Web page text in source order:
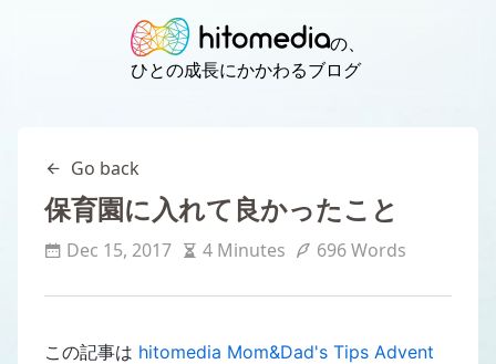
の、
ひとの成長にかかわるブログ
Go back
保育園に入れて良かったこと
Dec 15, 2017 4 Minutes 696 Words
この記事は hitomedia Mom&Dad's Tips Advent